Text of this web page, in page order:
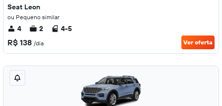
Seat Leon
ou Pequeno similar
4 2 4-5
R$ 138 /dia Ver oferta